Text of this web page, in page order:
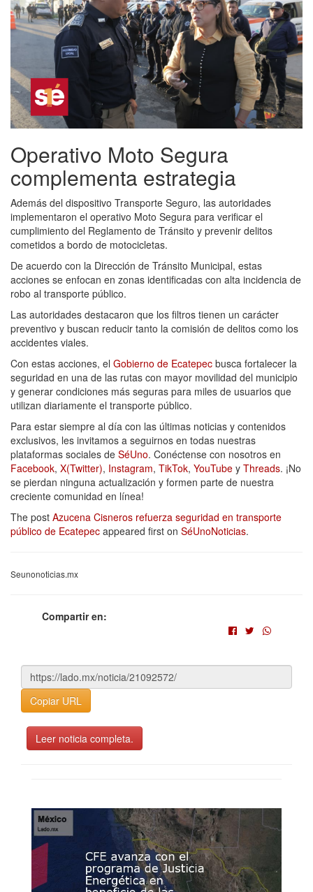
Operativo Moto Segura
complementa estrategia
Además del dispositivo Transporte Seguro, las autoridades
implementaron el operativo Moto Segura para verificar el
cumplimiento del Reglamento de Tránsito y prevenir delitos
cometidos a bordo de motocicletas.
De acuerdo con la Dirección de Tránsito Municipal, estas
acciones se enfocan en zonas identificadas con alta incidencia de
robo al transporte público.
Las autoridades destacaron que los filtros tienen un carácter
preventivo y buscan reducir tanto la comisión de delitos como los
accidentes viales.
Con estas acciones, el Gobierno de Ecatepec busca fortalecer la
seguridad en una de las rutas con mayor movilidad del municipio
y generar condiciones más seguras para miles de usuarios que
utilizan diariamente el transporte público.
Para estar siempre al día con las últimas noticias y contenidos
exclusivos, les invitamos a seguirnos en todas nuestras
plataformas sociales de SéUno. Conéctense con nosotros en
Facebook, X(Twitter), Instagram, TikTok, YouTube y Threads. ¡No
se pierdan ninguna actualización y formen parte de nuestra
creciente comunidad en línea!
The post Azucena Cisneros refuerza seguridad en transporte
público de Ecatepec appeared first on SéUnoNoticias.
Seunonoticias.mx
Compartir en:
Copiar URL
Leer noticia completa.